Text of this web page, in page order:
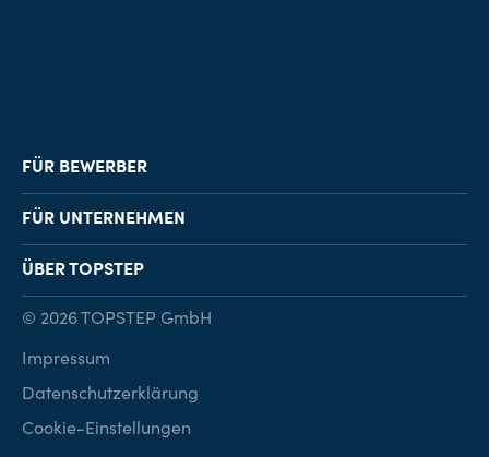
FÜR BEWERBER
Job-Finder
Karriereberatung
FÜR UNTERNEHMEN
Personalvermittlung
Personalsuche
ÜBER TOPSTEP
Kontakt
© 2026 TOPSTEP GmbH
Impressum
Datenschutzerklärung
Cookie-Einstellungen